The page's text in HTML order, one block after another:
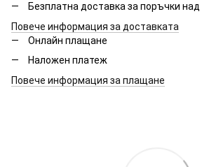
Безплатна доставка за поръчки над
Повече информация за доставката
Онлайн плащане
Наложен платеж
Повече информация за плащане